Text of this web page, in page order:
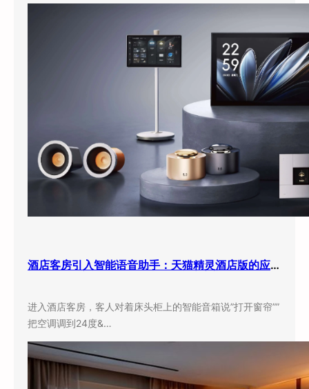
酒店客房引入智能语音助手：天猫精灵酒店版的应用现状与实际效果
进入酒店客房，客人对着床头柜上的智能音箱说”打开窗帘””
把空调调到24度&…